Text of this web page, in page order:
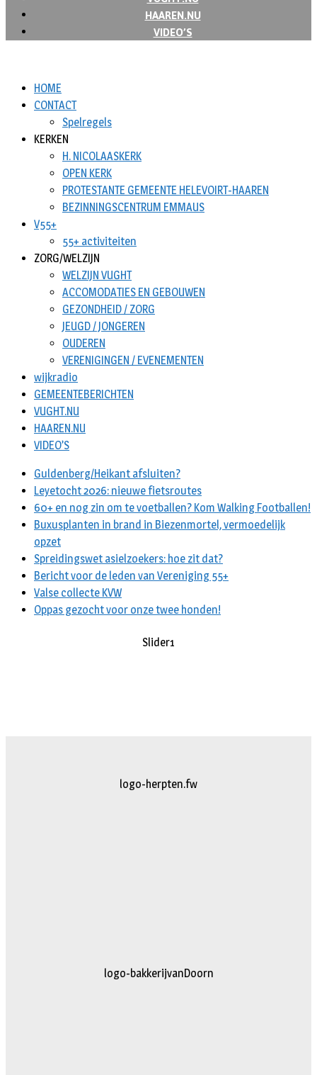
HAAREN.NU
VIDEO’S
HOME
CONTACT
Spelregels
KERKEN
H. NICOLAASKERK
OPEN KERK
PROTESTANTE GEMEENTE HELEVOIRT-HAAREN
BEZINNINGSCENTRUM EMMAUS
V55+
55+ activiteiten
ZORG/WELZIJN
WELZIJN VUGHT
ACCOMODATIES EN GEBOUWEN
GEZONDHEID / ZORG
JEUGD / JONGEREN
OUDEREN
VERENIGINGEN / EVENEMENTEN
wijkradio
GEMEENTEBERICHTEN
VUGHT.NU
HAAREN.NU
VIDEO’S
Guldenberg/Heikant afsluiten?
Leyetocht 2026: nieuwe fietsroutes
60+ en nog zin om te voetballen? Kom Walking Footballen!
Buxusplanten in brand in Biezenmortel, vermoedelijk
opzet
Spreidingswet asielzoekers: hoe zit dat?
Bericht voor de leden van Vereniging 55+
Valse collecte KVW
Oppas gezocht voor onze twee honden!
Slider1
slider2
logo-herpten.fw
logo-bakkerijvanDoorn